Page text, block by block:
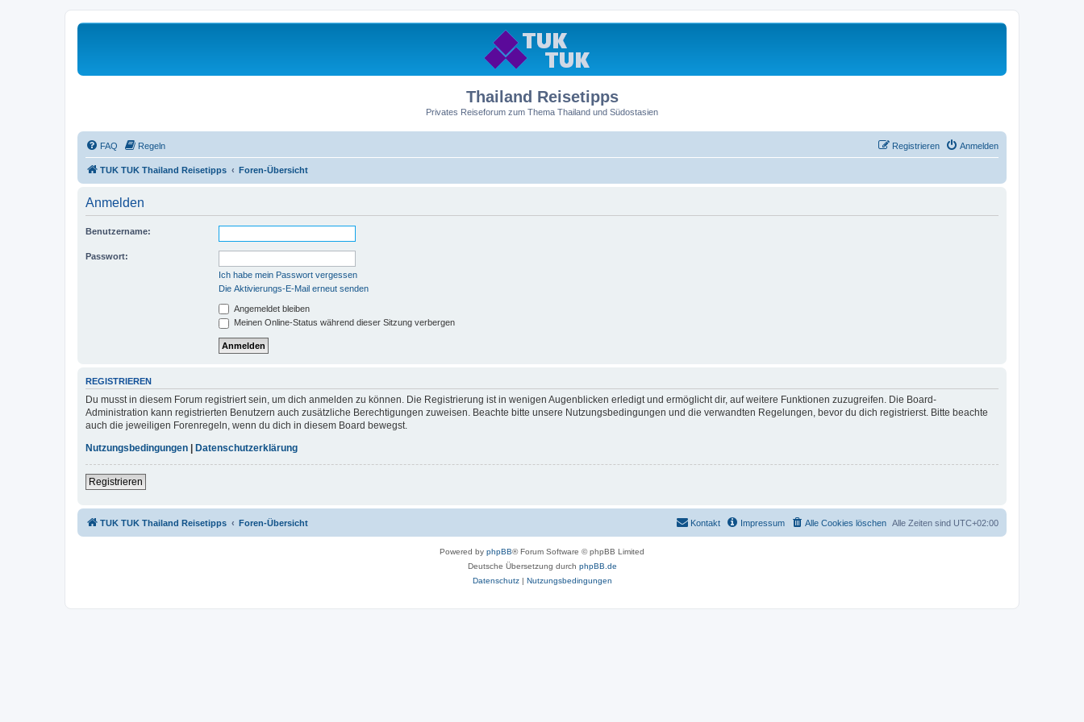
Thailand Reisetipps
Privates Reiseforum zum Thema Thailand und Südostasien
FAQ Regeln Anmelden
Registrieren
TUK TUK Thailand Reisetipps Foren-Übersicht
Anmelden
Benutzername:
Passwort:
Ich habe mein Passwort vergessen
Die Aktivierungs-E-Mail erneut senden
Angemeldet bleiben
Meinen Online-Status während dieser Sitzung verbergen
REGISTRIEREN
Du musst in diesem Forum registriert sein, um dich anmelden zu können. Die Registrierung ist in wenigen Augenblicken erledigt und ermöglicht dir, auf weitere Funktionen zuzugreifen. Die Board-
Administration kann registrierten Benutzern auch zusätzliche Berechtigungen zuweisen. Beachte bitte unsere Nutzungsbedingungen und die verwandten Regelungen, bevor du dich registrierst. Bitte beachte
auch die jeweiligen Forenregeln, wenn du dich in diesem Board bewegst.
Nutzungsbedingungen
Datenschutzerklärung
Registrieren
TUK TUK Thailand Reisetipps Foren-Übersicht Alle Zeiten sind UTC+02:00
Alle Cookies löschen
Impressum
Kontakt
Powered by phpBB® Forum Software © phpBB Limited
Deutsche Übersetzung durch phpBB.de
Datenschutz| Nutzungsbedingungen